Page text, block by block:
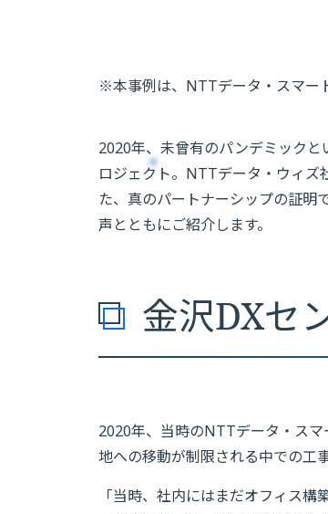
※本事例は、NTTデータ・スマー
2020年、未曾有のパンデミック
ロジェクト。NTTデータ・ウィズ
た、真のパートナーシップの証明
声とともにご紹介します。
金沢DXセ
2020年、当時のNTTデータ・ス
地への移動が制限される中での工
「当時、社内にはまだオフィス